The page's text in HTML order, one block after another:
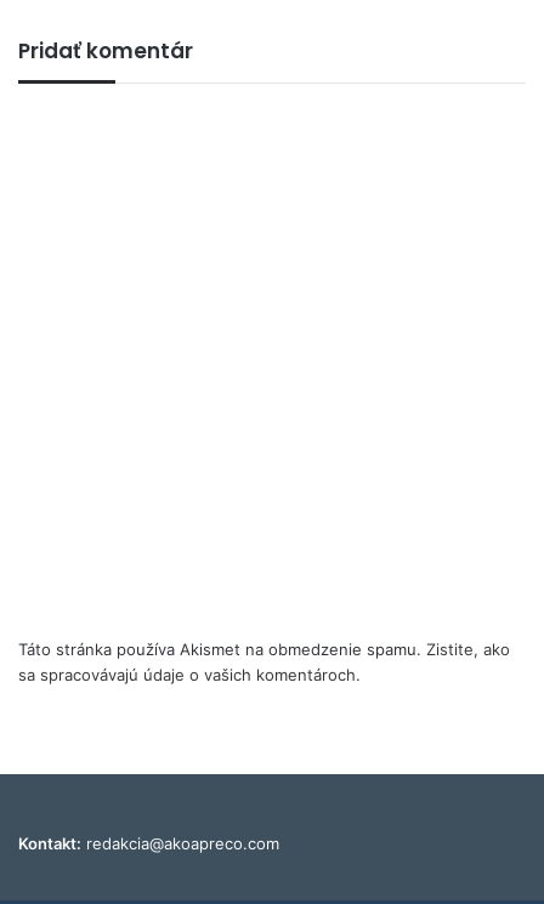
Pridať komentár
Táto stránka používa Akismet na obmedzenie spamu. Zistite, ako
sa spracovávajú údaje o vašich komentároch.
Kontakt: redakcia@akoapreco.com